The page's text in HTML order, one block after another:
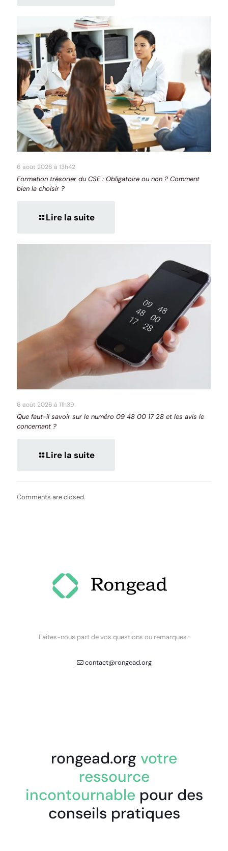
6 août 2026 à 13h42
Formation trésorier du CSE : Obligatoire ou non ? Comment
bien la choisir ?
Lire la suite
6 août 2026 à 11h39
Que faut-il savoir sur le numéro 09 48 00 17 28 et les avis le
concernant ?
Lire la suite
Comments are closed.
Faites-nous part de vos questions ou remarques :
contact@rongead.org
rongead.org votre
ressource
incontournable pour des
conseils pratiques